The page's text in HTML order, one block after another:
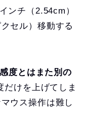
ンチ（2.54cm）
セル）移動する
感度とはまた別の
けを上げてしま
ウス操作は難し